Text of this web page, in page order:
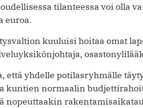
tilanteessa voi olla
euroa.
kuuluisi hoitaa omat
että yhdelle ­potilasryhmälle
kuntien normaalin
nopeuttaakin